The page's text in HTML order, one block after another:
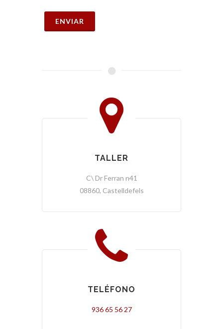
ENVIAR
TALLER
C\ Dr Ferran n41
08860, Castelldefels
TELÉFONO
936 65 56 27